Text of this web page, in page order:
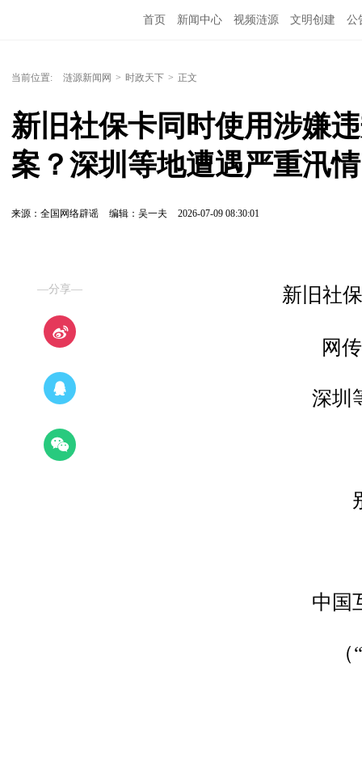
首页 新闻中心 视频涟源 文明创建 公
当前位置: 涟源新闻网 > 时政天下 > 正文
新旧社保卡同时使用涉嫌
案？深圳等地遭遇严重汛
来源：全国网络辟谣 编辑：吴一夫 2026-07-09 08:30:01
—分享— 新旧社
网
深圳
中国